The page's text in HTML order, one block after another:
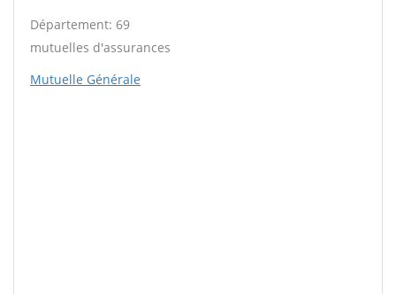
Département: 69
mutuelles d'assurances
Mutuelle Générale